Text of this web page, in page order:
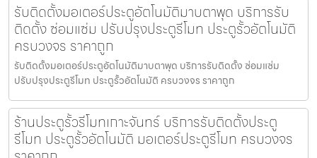
รับติดตั้งมอเตอร์ประตูอัตโนมัติมาบตาพุด บริการรับ
ติดตั้ง ซ่อมแซ่ม ปรับปรุงประตูรีโมท ประตูรั้วอัตโนมัติ
ครบวงจร ราคาถูก
รับติดตั้งมอเตอร์ประตูอัตโนมัติมาบตาพุด บริการรับติดตั้ง ซ่อมแซ่ม
ปรับปรุงประตูรีโมท ประตูรั้วอัตโนมัติ ครบวงจร ราคาถูก
ร้านประตูรั้วรีโมทเกาะจันทร์ บริการรับติดตั้งประตู
รีโมท ประตูรั้วอัตโนมัติ มอเตอร์ประตูรีโมท ครบวงจร